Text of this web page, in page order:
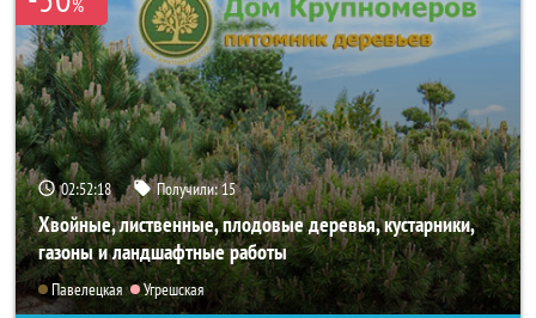
%
02:52:18 Получили:15
Хвойные, лиственные, плодовые деревья, кустарники,
газоны и ландшафтные работы
Павелецкая Угрешская